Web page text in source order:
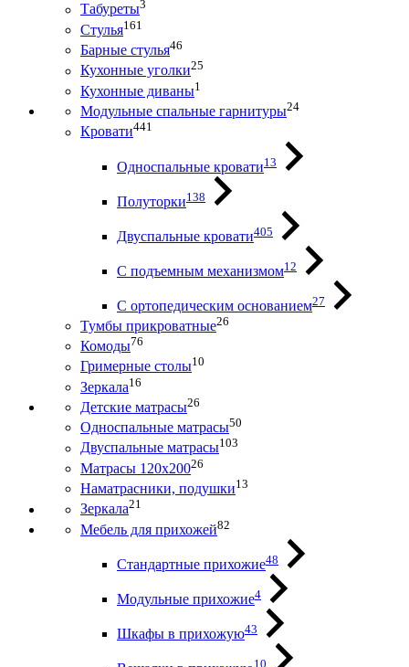
Табуреты3
Стулья161
Барные стулья46
Кухонные уголки25
Кухонные диваны1
Модульные спальные гарнитуры24
Кровати441
Односпальные кровати13
Полуторки138
Двуспальные кровати405
С подъемным механизмом12
С ортопедическим основанием27
Тумбы прикроватные26
Комоды76
Гримерные столы10
Зеркала16
Детские матрасы26
Односпальные матрасы50
Двуспальные матрасы103
Матрасы 120х20026
Наматрасники, подушки13
Зеркала21
Мебель для прихожей82
Стандартные прихожие48
Модульные прихожие4
Шкафы в прихожую43
10